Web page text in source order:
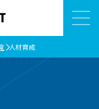
人材育成